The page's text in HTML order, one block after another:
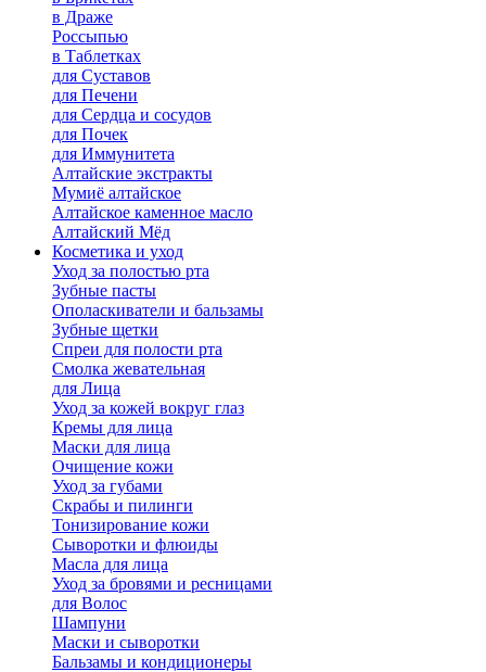
в Драже
Россыпью
в Таблетках
для Cуставов
для Печени
для Сердца и сосудов
для Почек
для Иммунитета
Алтайские экстракты
Мумиё алтайское
Алтайское каменное масло
Алтайский Мёд
Косметика и уход
Уход за полостью рта
Зубные пасты
Ополаскиватели и бальзамы
Зубные щетки
Спреи для полости рта
Смолка жевательная
для Лица
Уход за кожей вокруг глаз
Кремы для лица
Маски для лица
Очищение кожи
Уход за губами
Скрабы и пилинги
Тонизирование кожи
Сыворотки и флюиды
Масла для лица
Уход за бровями и ресницами
для Волос
Шампуни
Маски и сыворотки
Бальзамы и кондиционеры